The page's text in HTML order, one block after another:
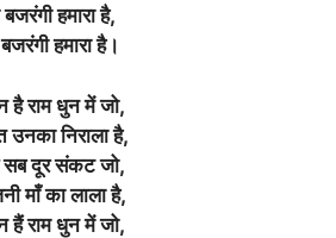
बजरंगी हमारा है,
हमारा है।
है राम धुन में जो,
उनका निराला है,
दूर संकट जो,
माँ का लाला है,
हैं राम धुन में जो,